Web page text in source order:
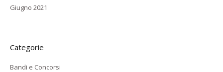
Giugno 2021
Categorie
Bandi e Concorsi